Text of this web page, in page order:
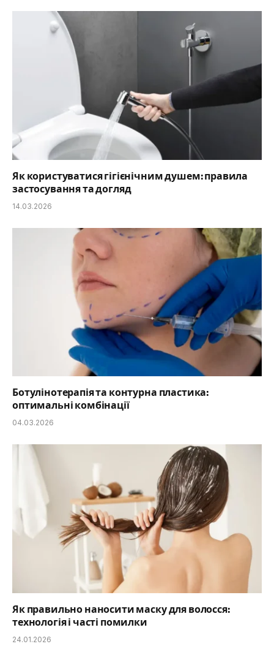
Як користуватися гігієнічним душем: правила
застосування та догляд
14.03.2026
Ботулінотерапія та контурна пластика:
оптимальні комбінації
04.03.2026
Як правильно наносити маску для волосся:
технологія і часті помилки
24.01.2026